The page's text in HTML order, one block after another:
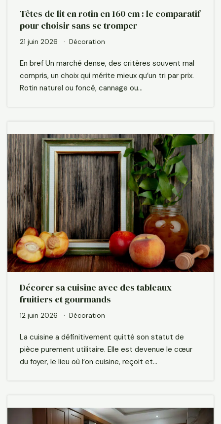
Têtes de lit en rotin en 160 cm : le comparatif
pour choisir sans se tromper
21 juin 2026 Décoration
En bref Un marché dense, des critères souvent mal
compris, un choix qui mérite mieux qu’un tri par prix.
Rotin naturel ou foncé, cannage ou…
Décorer sa cuisine avec des tableaux
fruitiers et gourmands
12 juin 2026 Décoration
La cuisine a définitivement quitté son statut de
pièce purement utilitaire. Elle est devenue le cœur
du foyer, le lieu où l’on cuisine, reçoit et…